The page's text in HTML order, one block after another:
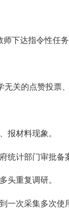
下达指令性任
关的点赞投票
报材料现象。
统计部门审批备
头重复调研。
一次采集多次使